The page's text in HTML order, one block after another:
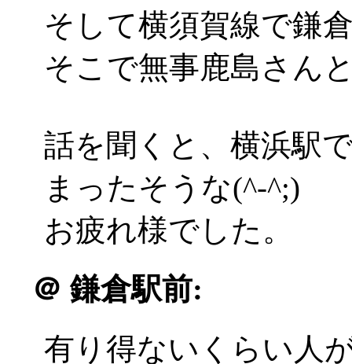
そして横須賀線で鎌
そこで無事鹿島さん
話を聞くと、横浜駅
まったそうな(^-^;)
お疲れ様でした。
＠ 鎌倉駅前:
有り得ないくらい人